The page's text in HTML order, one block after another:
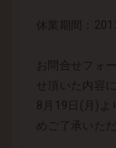
休業期間：
お問合せフォ
せ頂いた内容
8月19日(月)よ
めご了承いた